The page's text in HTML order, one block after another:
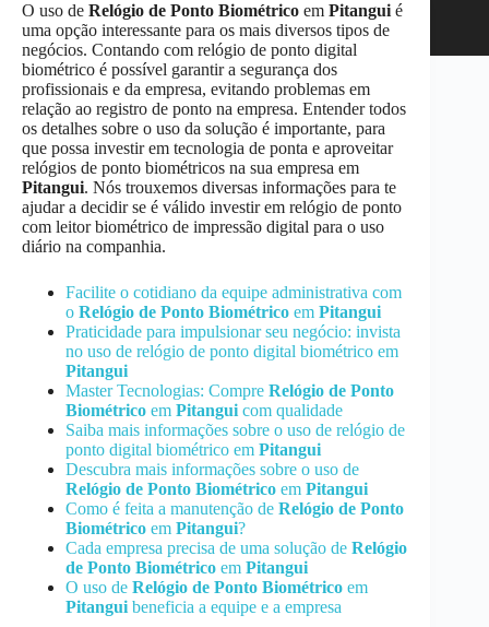
O uso de Relógio de Ponto Biométrico em Pitangui é
uma opção interessante para os mais diversos tipos de
negócios. Contando com relógio de ponto digital
biométrico é possível garantir a segurança dos
profissionais e da empresa, evitando problemas em
relação ao registro de ponto na empresa. Entender todos
os detalhes sobre o uso da solução é importante, para
que possa investir em tecnologia de ponta e aproveitar
relógios de ponto biométricos na sua empresa em
Pitangui. Nós trouxemos diversas informações para te
ajudar a decidir se é válido investir em relógio de ponto
com leitor biométrico de impressão digital para o uso
diário na companhia.
Facilite o cotidiano da equipe administrativa com
o Relógio de Ponto Biométrico em Pitangui
Praticidade para impulsionar seu negócio: invista
no uso de relógio de ponto digital biométrico em
Pitangui
Master Tecnologias: Compre Relógio de Ponto
Biométrico em Pitangui com qualidade
Saiba mais informações sobre o uso de relógio de
ponto digital biométrico em Pitangui
Descubra mais informações sobre o uso de
Relógio de Ponto Biométrico em Pitangui
Como é feita a manutenção de Relógio de Ponto
Biométrico em Pitangui?
Cada empresa precisa de uma solução de Relógio
de Ponto Biométrico em Pitangui
O uso de Relógio de Ponto Biométrico em
Pitangui beneficia a equipe e a empresa